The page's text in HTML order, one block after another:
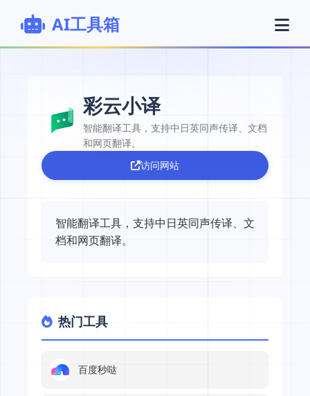
AI工具箱
彩云小译
智能翻译工具，支持中日英同声传译、文档
和网页翻译。
访问网站
智能翻译工具，支持中日英同声传译、文
档和网页翻译。
热门工具
百度秒哒